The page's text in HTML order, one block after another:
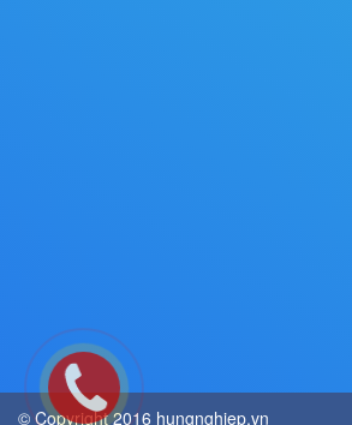
© Copyright 2016 hungnghiep.vn